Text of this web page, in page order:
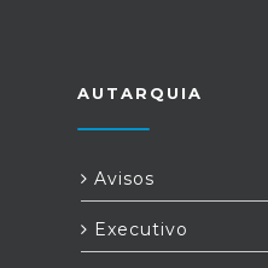
AUTARQUIA
Avisos
Executivo